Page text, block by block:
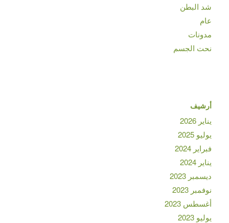
شد البطن
عام
مدونات
نحت الجسم
أرشيف
يناير 2026
يوليو 2025
فبراير 2024
يناير 2024
ديسمبر 2023
نوفمبر 2023
أغسطس 2023
يوليو 2023